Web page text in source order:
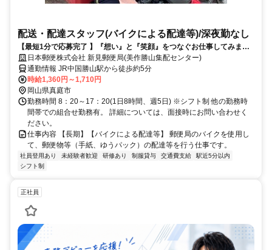
配送・配達スタッフ(バイクによる配達等)/深夜勤なし
【最短1分で応募完了 】『想い』と『笑顔』をつなぐお仕事してみませ
んか？日本郵便株式会社 新見郵便局(美作勝山集配センター)
通勤情報 JR中国勝山駅から徒歩約5分
時給1,360円～1,710円
岡山県真庭市
勤務時間 8：20～17：20(1日8時間、週5日) ※シフト制 他の勤務時
間帯での組合せ勤務有。 詳細については、面接時にお問い合わせく
ださい。
仕事内容 【長期】【バイクによる配達等】 郵便局のバイクを使用し
て、郵便物等（手紙、ゆうパック）の配達等を行う仕事です。
社員登用あり 未経験者歓迎 研修あり 制服貸与 交通費支給
駅近5分以内
シフト制
正社員